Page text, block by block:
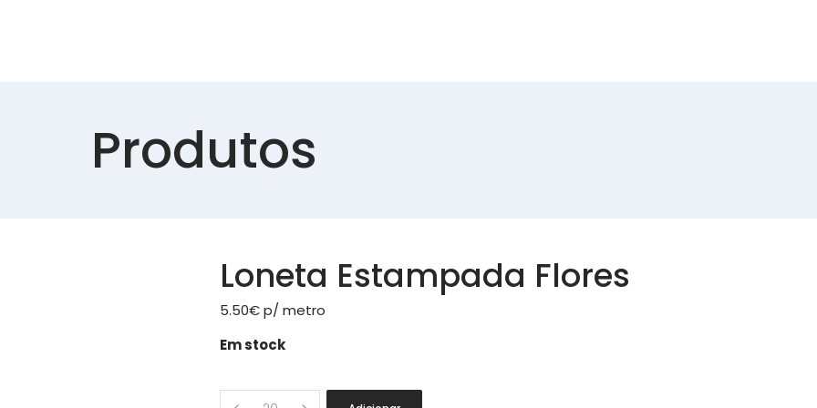
Produtos
Loneta Estampada Flores
5.50€p/ metro
Em stock
Loneta